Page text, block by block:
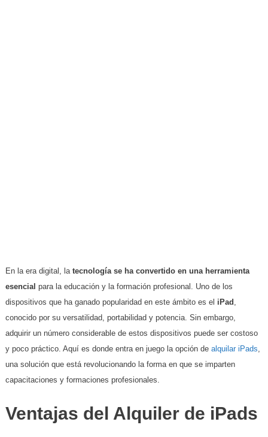
En la era digital, la tecnología se ha convertido en una herramienta
esencial para la educación y la formación profesional. Uno de los
dispositivos que ha ganado popularidad en este ámbito es el iPad
conocido por su versatilidad, portabilidad y potencia. Sin embargo,
adquirir un número considerable de estos dispositivos puede ser costoso
y poco práctico. Aquí es donde entra en juego la opción de alquilar iPads
una solución que está revolucionando la forma en que se imparten
capacitaciones y formaciones profesionales.
Ventajas del Alquiler de iPads